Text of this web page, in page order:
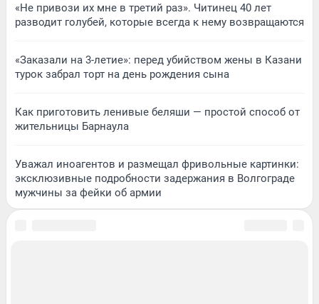
«Не привози их мне в третий раз». Читинец 40 лет
разводит голубей, которые всегда к нему возвращаются
«Заказали на 3-летие»: перед убийством жены в Казани
турок забрал торт на день рождения сына
Как приготовить ленивые беляши — простой способ от
жительницы Барнаула
Уважал иноагентов и размещал фривольные картинки:
эксклюзивные подробности задержания в Волгограде
мужчины за фейки об армии